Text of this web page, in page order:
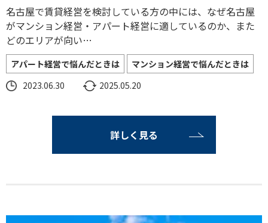
名古屋で賃貸経営を検討している方の中には、なぜ名古屋
がマンション経営・アパート経営に適しているのか、また
どのエリアが向い…
アパート経営で悩んだときは
マンション経営で悩んだときは
2023.06.30
2025.05.20
詳しく見る